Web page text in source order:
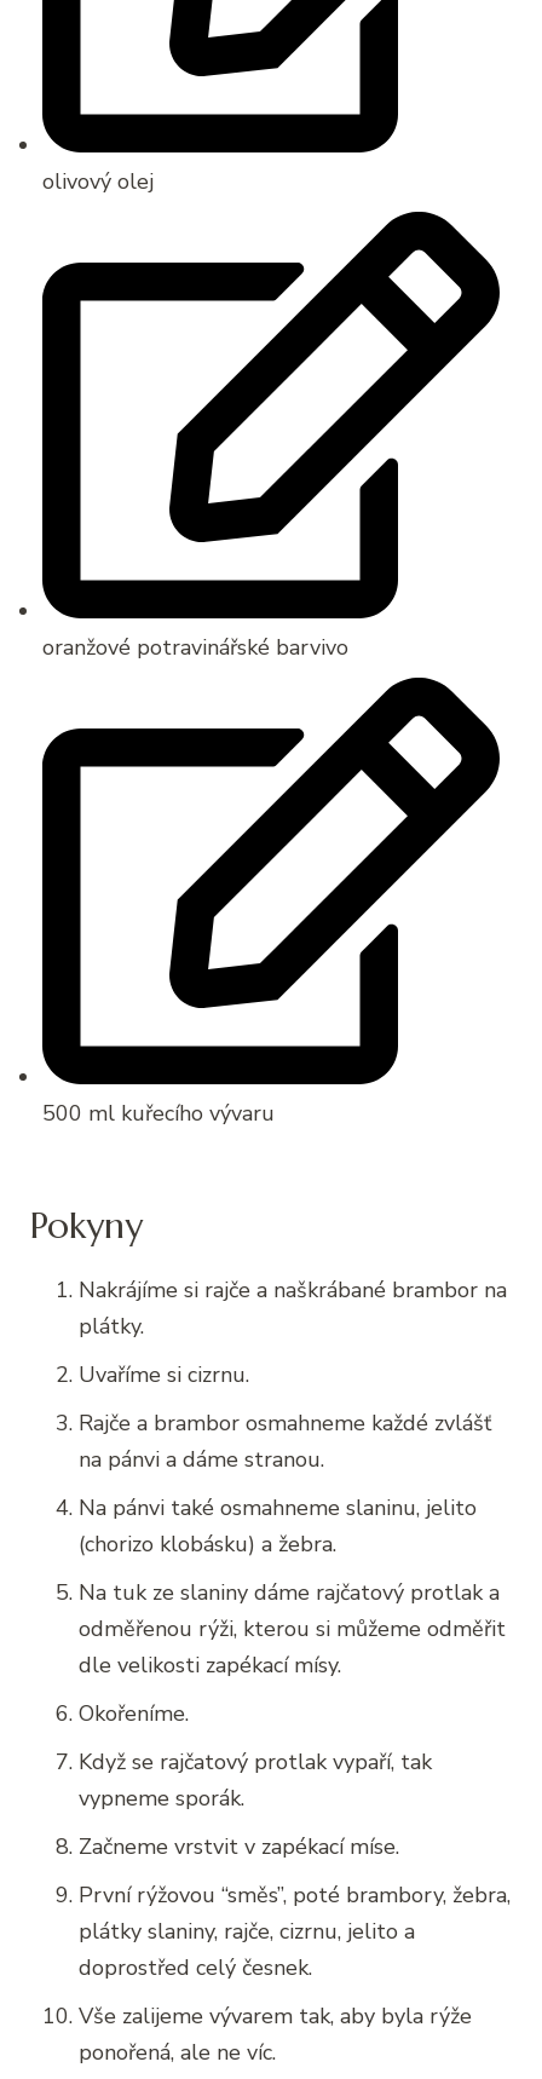
olivový olej
oranžové potravinářské barvivo
500 ml kuřecího vývaru
Pokyny
Nakrájíme si rajče a naškrábané brambor na
plátky.
Uvaříme si cizrnu.
Rajče a brambor osmahneme každé zvlášť
na pánvi a dáme stranou.
Na pánvi také osmahneme slaninu, jelito
(chorizo klobásku) a žebra.
Na tuk ze slaniny dáme rajčatový protlak a
odměřenou rýži, kterou si můžeme odměřit
dle velikosti zapékací mísy.
Okořeníme.
Když se rajčatový protlak vypaří, tak
vypneme sporák.
Začneme vrstvit v zapékací míse.
První rýžovou “směs”, poté brambory, žebra,
plátky slaniny, rajče, cizrnu, jelito a
doprostřed celý česnek.
Vše zalijeme vývarem tak, aby byla rýže
ponořená, ale ne víc.